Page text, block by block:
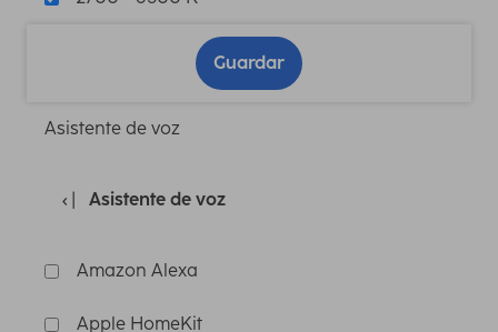
Guardar
Asistente de voz
Asistente de voz
Amazon Alexa
Apple HomeKit